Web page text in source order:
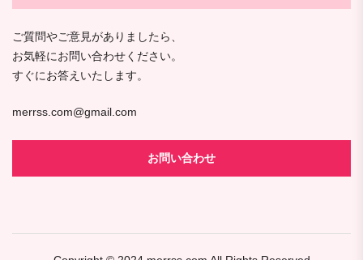
ご質問やご意見がありましたら、
お気軽にお問い合わせください。
すぐにお答えいたします。
merrss.com@gmail.com
お問い合わせ